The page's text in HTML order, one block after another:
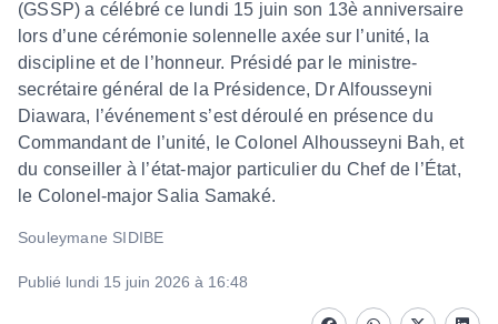
(GSSP) a célébré ce lundi 15 juin son 13è anniversaire
lors d’une cérémonie solennelle axée sur l’unité, la
discipline et de l’honneur. Présidé par le ministre-
secrétaire général de la Présidence, Dr Alfousseyni
Diawara, l’événement s’est déroulé en présence du
Commandant de l’unité, le Colonel Alhousseyni Bah, et
du conseiller à l’état-major particulier du Chef de l’État,
le Colonel-major Salia Samaké.
Souleymane SIDIBE
Publié lundi 15 juin 2026 à 16:48